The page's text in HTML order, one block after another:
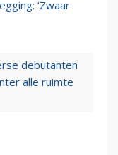
‘Zwaar
debutanten
alle ruimte